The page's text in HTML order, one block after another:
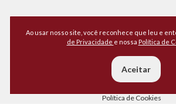
(15) 3219-4822
(15) 99149-4243
Todos os direitos reservados, 2026 -
Política de Cookies
Ao usar nosso site, você reconhece que leu e
de Privacidade e nossa Política de
Aceitar